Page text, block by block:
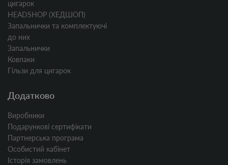
цигарок
HEADSHOP (ХЕДШОП)
Запальнички та комплектуючі
до них
Запальнички
Ковпаки
Гільзи для цигарок
Додатково
Виробники
Подарункові сертифікати
Партнерська програма
Особистий кабінет
Історія замовлень